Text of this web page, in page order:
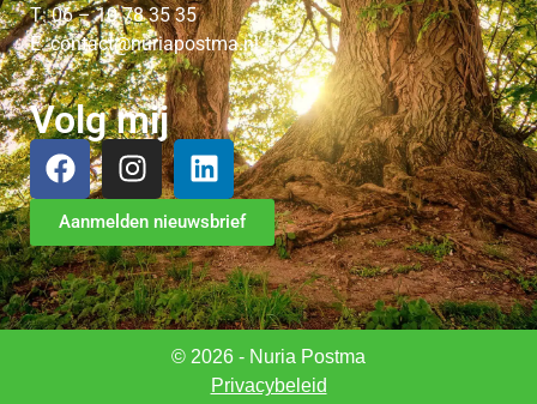
T: 06 – 10 78 35 35
E: contact@nuriapostma.nl
Volg mij
Aanmelden nieuwsbrief
© 2026 - Nuria Postma
Privacybeleid